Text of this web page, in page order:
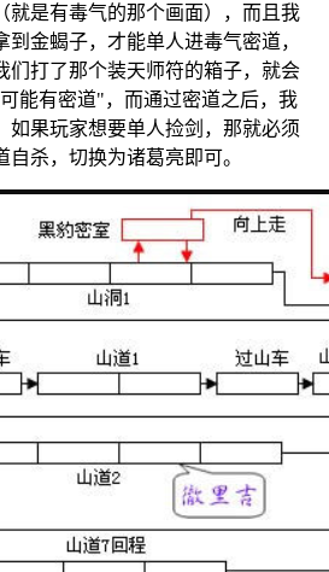
就是有毒气的那个画面），而且我
金蝎子，才能单人进毒气密道，
们打了那个装天师符的箱子，就会
能有密道"，而通过密道之后，我
如果玩家想要单人捡剑，那就必须
杀，切换为诸葛亮即可。